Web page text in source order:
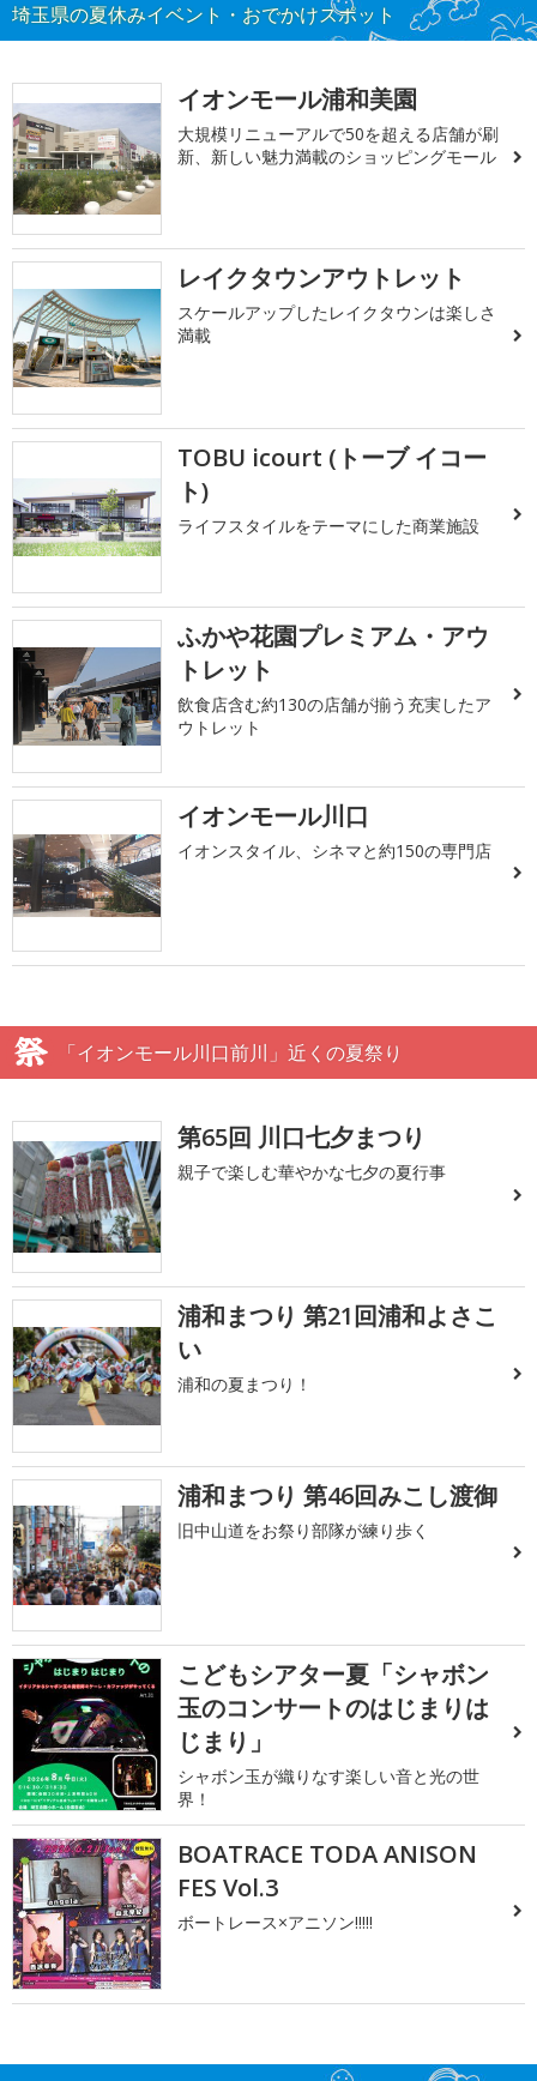
埼玉県の夏休みイベント・おでかけスポット
イオンモール浦和美園
大規模リニューアルで50を超える店舗が刷
新、新しい魅力満載のショッピングモール
レイクタウンアウトレット
スケールアップしたレイクタウンは楽しさ
満載
TOBU icourt (トーブ イコー
ト)
ライフスタイルをテーマにした商業施設
ふかや花園プレミアム・アウ
トレット
飲食店含む約130の店舗が揃う充実したア
ウトレット
イオンモール川口
イオンスタイル、シネマと約150の専門店
「イオンモール川口前川」近くの夏祭り
第65回 川口七夕まつり
親子で楽しむ華やかな七夕の夏行事
浦和まつり 第21回浦和よさこ
い
浦和の夏まつり！
浦和まつり 第46回みこし渡御
旧中山道をお祭り部隊が練り歩く
こどもシアター夏「シャボン
玉のコンサートのはじまりは
じまり」
シャボン玉が織りなす楽しい音と光の世
界！
BOATRACE TODA ANISON
FES Vol.3
ボートレース×アニソン!!!!!